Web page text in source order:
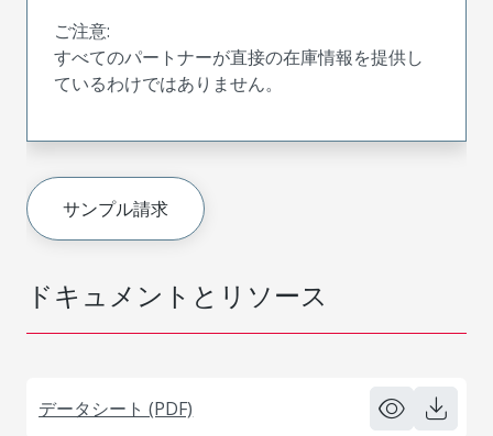
ドキュメントとリソース
データシート (PDF)
ご注意:
すべてのパートナーが直接の在庫情報を提供し
ているわけではありません。
サンプル請求